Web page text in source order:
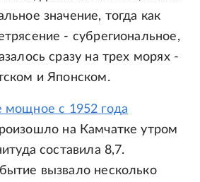
значение, тогда как
- субрегиональное,
сразу на трех морях -
и Японском.
мощное с 1952 года
на Камчатке утром
составила 8,7.
вызвало несколько